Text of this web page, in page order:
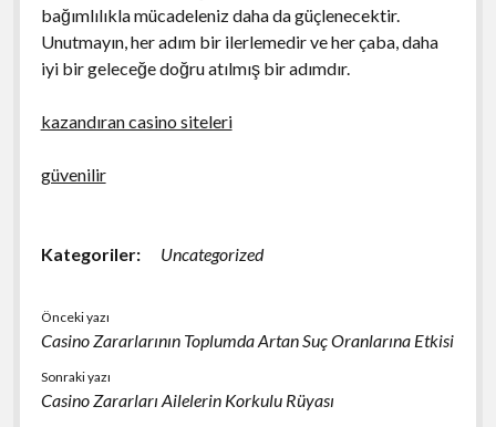
bağımlılıkla mücadeleniz daha da güçlenecektir.
Unutmayın, her adım bir ilerlemedir ve her çaba, daha
iyi bir geleceğe doğru atılmış bir adımdır.
kazandıran casino siteleri
güvenilir
Kategoriler: Uncategorized
Önceki yazı
Casino Zararlarının Toplumda Artan Suç Oranlarına Etkisi
Sonraki yazı
Casino Zararları Ailelerin Korkulu Rüyası